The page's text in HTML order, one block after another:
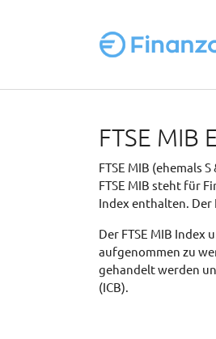
FTSE
FTSE MIB (ehemals
FTSE MIB steht für
Index enthalten. Der
Der FTSE MIB
aufgenommen zu
gehandelt werden
(ICB).